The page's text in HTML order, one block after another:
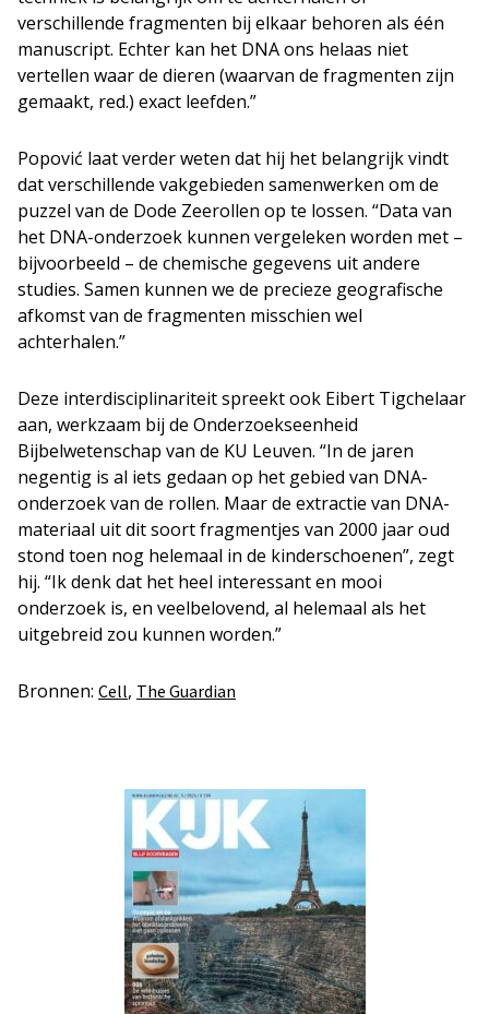
verschillende fragmenten bij elkaar behoren als één
manuscript. Echter kan het DNA ons helaas niet
vertellen waar de dieren (waarvan de fragmenten zijn
gemaakt, red.) exact leefden.”
Popović laat verder weten dat hij het belangrijk vindt
dat verschillende vakgebieden samenwerken om de
puzzel van de Dode Zeerollen op te lossen. “Data van
het DNA-onderzoek kunnen vergeleken worden met –
bijvoorbeeld – de chemische gegevens uit andere
studies. Samen kunnen we de precieze geografische
afkomst van de fragmenten misschien wel
achterhalen.”
Deze interdisciplinariteit spreekt ook Eibert Tigchelaar
aan, werkzaam bij de Onderzoekseenheid
Bijbelwetenschap van de KU Leuven. “In de jaren
negentig is al iets gedaan op het gebied van DNA-
onderzoek van de rollen. Maar de extractie van DNA-
materiaal uit dit soort fragmentjes van 2000 jaar oud
stond toen nog helemaal in de kinderschoenen”, zegt
hij. “Ik denk dat het heel interessant en mooi
onderzoek is, en veelbelovend, al helemaal als het
uitgebreid zou kunnen worden.”
Bronnen: Cell, The Guardian